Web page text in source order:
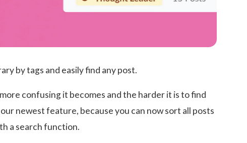
by tags and easily find any post.
confusing it becomes and the harder it is to find
newest feature, because you can now sort all posts
a search function.